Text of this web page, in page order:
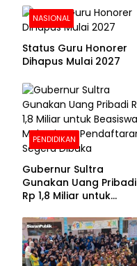
NASIONAL
Status Guru Honorer
Dihapus Mulai 2027
PENDIDIKAN
Gubernur Sultra
Gunakan Uang Pribadi
Rp 1,8 Miliar untuk
Pendaftaran Segera
Dibuka